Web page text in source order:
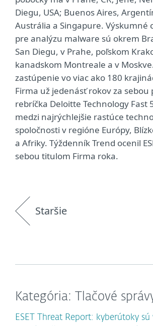
Diegu, USA; Buenos Aires,
Austrália a Singapure. Výskumné
pre analýzu malware sú okrem
San Diegu, v Prahe, poľskom
kanadskom Montreale a v Moskve.
zastúpenie vo viac ako 180
Firma už jedenásť rokov za sebou
rebríčka Deloitte Technology Fast
medzi najrýchlejšie rastúce
spoločnosti v regióne Európy,
a Afriky. Týždenník Trend ocenil
sebou titulom Firma roka.
Staršie
Kategória: Tlačové
ESET Threat Report: kyberútoky